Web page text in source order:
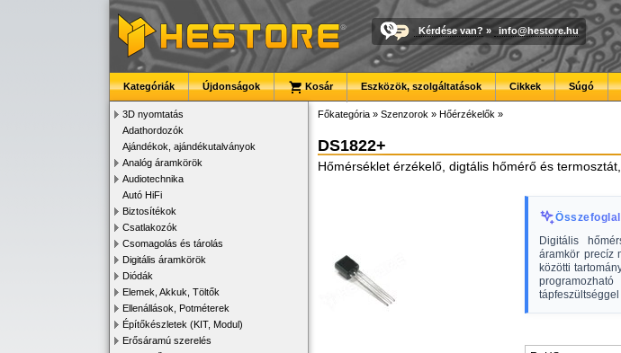
Kérdése van? » info@hestore.hu
Kategóriák Újdonságok Kosár Eszközök, szolgáltatások Cikkek Súgó
3D nyomtatás
Adathordozók
Ajándékok, ajándékutalványok
Analóg áramkörök
Audiotechnika
Autó HiFi
Biztosítékok
Csatlakozók
Csomagolás és tárolás
Digitális áramkörök
Diódák
Elemek, Akkuk, Töltők
Ellenállások, Potméterek
Építőkészletek (KIT, Modul)
Erősáramú szerelés
Főkategória » Szenzorok » Hőérzékelők »
DS1822+
Hőmérséklet érzékelő, digtális hőmérő és
Digitális
áramkör precíz
közötti